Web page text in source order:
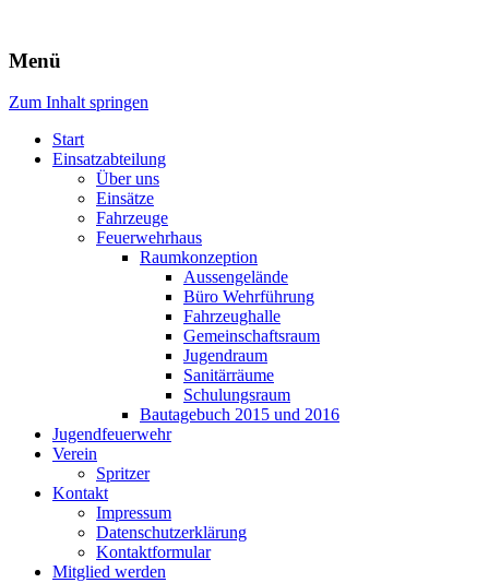
Freiwillige Feuerwehr Rodheim
v.d.H.
Menü
Zum Inhalt springen
Start
Einsatzabteilung
Über uns
Einsätze
Fahrzeuge
Feuerwehrhaus
Raumkonzeption
Aussengelände
Büro Wehrführung
Fahrzeughalle
Gemeinschaftsraum
Jugendraum
Sanitärräume
Schulungsraum
Bautagebuch 2015 und 2016
Jugendfeuerwehr
Verein
Spritzer
Kontakt
Impressum
Datenschutzerklärung
Kontaktformular
Mitglied werden